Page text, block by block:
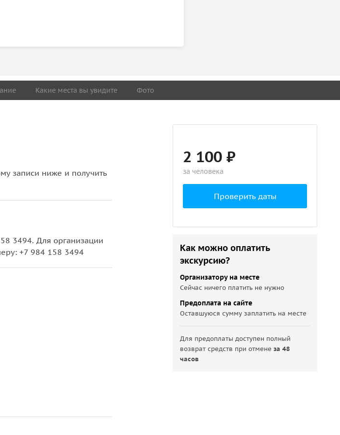
Какие места вы увидите Фото
записи ниже и получить
3494. Для организации
+7 984 158 3494
2 100 ₽
за человека
Проверить даты
Как можно оплатить
экскурсию?
Организатору на месте
Сейчас ничего платить не нужно
Предоплата на сайте
Оставшуюся сумму заплатить на месте
Для предоплаты доступен полный
возврат средств при отменеза 48
часов